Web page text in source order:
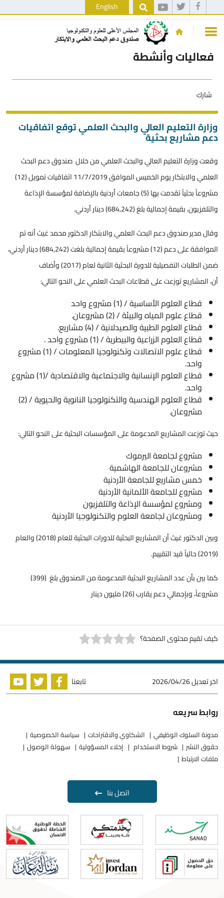
English
فعاليات وأنشطة
شارك
وزارة التعليم العالي والبحث العلمي توقع اتفاقيات
دعم مشاريع بحثية
وقعت وزارة التعليم العالي والبحث العلمي من خلال صندوق دعم البحث
العلمي والابتكار يوم الخميس الموافق 11/7/2019 اتفاقيات تمويل (12)
مشروعاً بحثياً تقدمت بها (5) جامعات أردنية بالإضافة لمؤسسة الإذاعة
والتلفزيون، بقيمة إجمالية بلغ (684,242) دينار أردني.
وقال مدير صندوق دعم البحث العلمي والابتكار الدكتور محمد غيث أنه تم
الموافقة على دعم (12) مشروعاً بقيمة إجمالية بلغت (684,242) دينار أردني،
ضمن الطلبات التفصيلية للدورة البحثية الثانية لعام (2017) وأضاف
أن، المشاريع توزعت على قطاعات البحث العلمي على النحو التالي:
قطاع العلوم الأساسية / (1) مشروع واحد
قطاع علوم المياه والبيئة / (2) مشروعان.
قطاع العلوم الطبية والصيدلانية / (4) مشاريع.
قطاع العلوم الزراعية والبيطرية / (1) مشروع واحد .
قطاع علوم الاتصالات وتكنولوجيا المعلومات / (1) مشروع
واحد.
قطاع العلوم الإنسانية والاجتماعية والاقتصادية /(1) مشروع
واحد.
قطاع العلوم الهندسية والتكنولوجيا النانوية والحيوية / (2)
مشروعان.
حيث توزعت المشاريع المدعومة على المؤسسات البحثية على النحو التالي:
مشروع لجامعة اليرموك
مشروعان للجامعة الهاشمية
خمس مشاريع للجامعة الأردنية
مشروع للجامعة الألمانية الأردنية
ومشروع لمؤسسة الإذاعة والتلفزيون
ومشروعان لجامعة العلوم والتكنولوجيا الأردنية
وبين الدكتور غيث أن المشاريع البحثية للدورات البحثية للعام (2018) والعام
(2019) حالياً قيد التقييم.
كما بين بأن عدد المشاريع البحثية المدعومة من الصندوق بلغ (399)
مشروعاً، وبإجمالي دعم يقارب (26) مليون دينار
كيف تقيم محتوى الصفحة؟
اخر تعديل2026/04/26 تابعنا
روابط سريعه
مدونة السلوك الوظيفي الشكاوي والاقتراحات
سياسة الخصوصية
حقوق النشر
شروط الاستخدام إخلاء المسؤولية
سهولة الوصول
ملفات الارتباط
اتصل بنا